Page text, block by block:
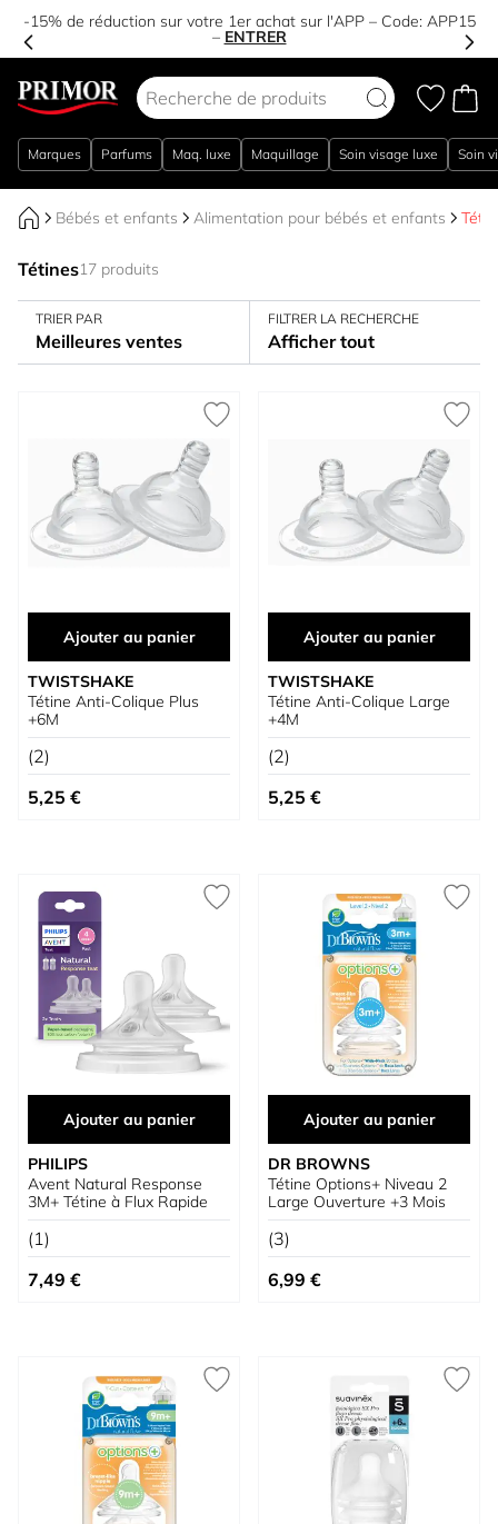
-15% de réduction sur votre 1er achat sur l'APP – Code: APP15
– ENTRER
Marques Parfums Maq. luxe Maquillage Soin visage luxe Soin
Bébés et enfants Alimentation pour bébés et enfants
Tétines17 produits
TRIER PAR
Meilleures ventes
FILTRER LA RECHERCHE
Afficher tout
Ajouter au panier
TWISTSHAKE
Tétine Anti-Colique Plus
+6M
(2)
5,25 €
Ajouter au panier
TWISTSHAKE
Tétine Anti-Colique Large
+4M
(2)
5,25 €
Ajouter au panier
PHILIPS
Avent Natural Response
3M+ Tétine à Flux Rapide
(1)
7,49 €
Ajouter au panier
DR BROWNS
Tétine Options+ Niveau 2
Large Ouverture +3 Mois
(3)
6,99 €